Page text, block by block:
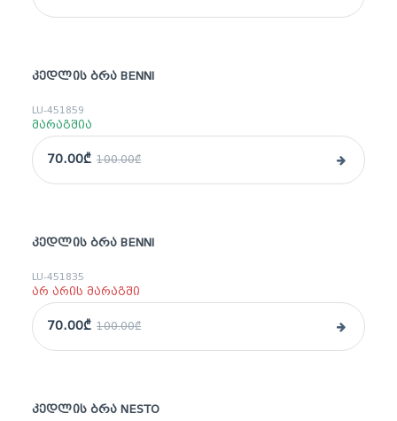
sale
ᲙᲔᲓᲚᲘᲡ ᲑᲠᲐ BENNI
LU-451859
მარაგშია
70.00₾ 100.00₾
sale
ᲙᲔᲓᲚᲘᲡ ᲑᲠᲐ BENNI
LU-451835
არ არის მარაგში
70.00₾ 100.00₾
sale
ᲙᲔᲓᲚᲘᲡ ᲑᲠᲐ NESTO